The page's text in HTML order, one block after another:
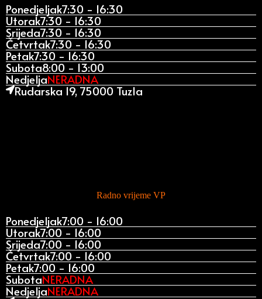
Ponedjeljak7:30 - 16:30
Utorak7:30 - 16:30
Srijeda7:30 - 16:30
Četvrtak7:30 - 16:30
Petak7:30 - 16:30
Subota8:00 - 13:00
NedjeljaNERADNA
Rudarska 19, 75000 Tuzla
Radno vrijeme VP
Ponedjeljak7:00 - 16:00
Utorak7:00 - 16:00
Srijeda7:00 - 16:00
Četvrtak7:00 - 16:00
Petak7:00 - 16:00
SubotaNERADNA
NedjeljaNERADNA